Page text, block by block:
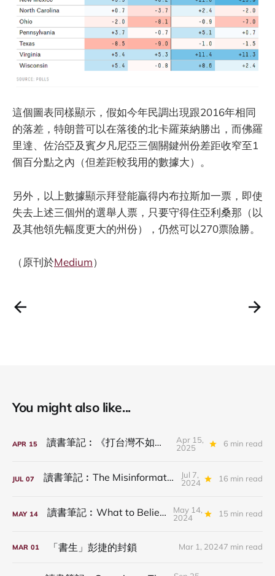
這個圖表同樣顯示，假如今年民調出現跟2016年相同
的落差，特朗普可以在落後的北卡羅萊納勝出，而佛羅
里達、佐治亞及賓夕凡尼亞三個關鍵州份差距收窄至1
個百分點之內（但差距較我用的數據大）。
另外，以上數據顯示拜登能贏得内布拉斯加一票，即使
失去上述三個州的選舉人票，只要守得住亞利桑那（以
及其他領先幅度更大的州份），仍然可以270票險勝。
（原刊於Medium）
You might also like...
APR 15 讀書筆記︰《打台灣不如騙台灣》
Apr 15,
2025
6 min read
JUL 07 讀書筆記︰The Misinformation Age
Jul 7,
2024
16 min read
MAY 14 讀書筆記︰What to Believe Now
May 14,
2024
15 min read
MAR 01 「書生」彭捷的封鎖 Mar 1, 20247 min read